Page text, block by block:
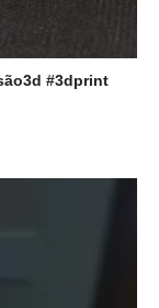
#3dprint